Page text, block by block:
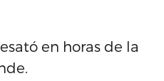
en horas de la